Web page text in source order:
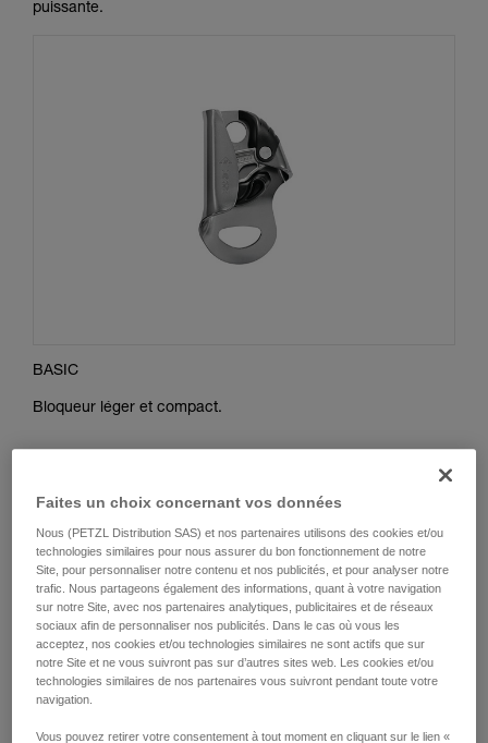
puissante.
BASIC
Bloqueur léger et compact.
Faites un choix concernant vos données
Nous (PETZL Distribution SAS) et nos partenaires utilisons des cookies et/ou
technologies similaires pour nous assurer du bon fonctionnement de notre
Site, pour personnaliser notre contenu et nos publicités, et pour analyser notre
trafic. Nous partageons également des informations, quant à votre navigation
sur notre Site, avec nos partenaires analytiques, publicitaires et de réseaux
sociaux afin de personnaliser nos publicités. Dans le cas où vous les
acceptez, nos cookies et/ou technologies similaires ne sont actifs que sur
notre Site et ne vous suivront pas sur d’autres sites web. Les cookies et/ou
technologies similaires de nos partenaires vous suivront pendant toute votre
navigation.
Vous pouvez retirer votre consentement à tout moment en cliquant sur le lien «